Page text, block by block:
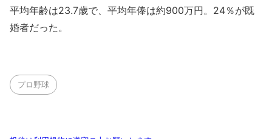
平均年齢は23.7歳で、平均年俸は約900万円。24％が既
婚者だった。
プロ野球